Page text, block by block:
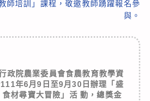
師培訓」課程，敬邀教師踴躍報名參
與。
政院農業委員會食農教育教學資
年6月9日至9月30日辦理「盛
食材尋寶大冒險」活 動，總獎金